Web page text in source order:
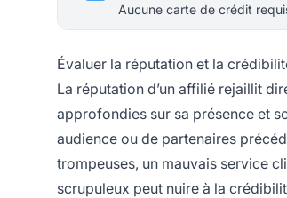
Aucune carte de crédit
Évaluer la réputation et la
La réputation d’un affilié rejaillit
approfondies sur sa présence et
audience ou de partenaires
trompeuses, un mauvais service
scrupuleux peut nuire à la